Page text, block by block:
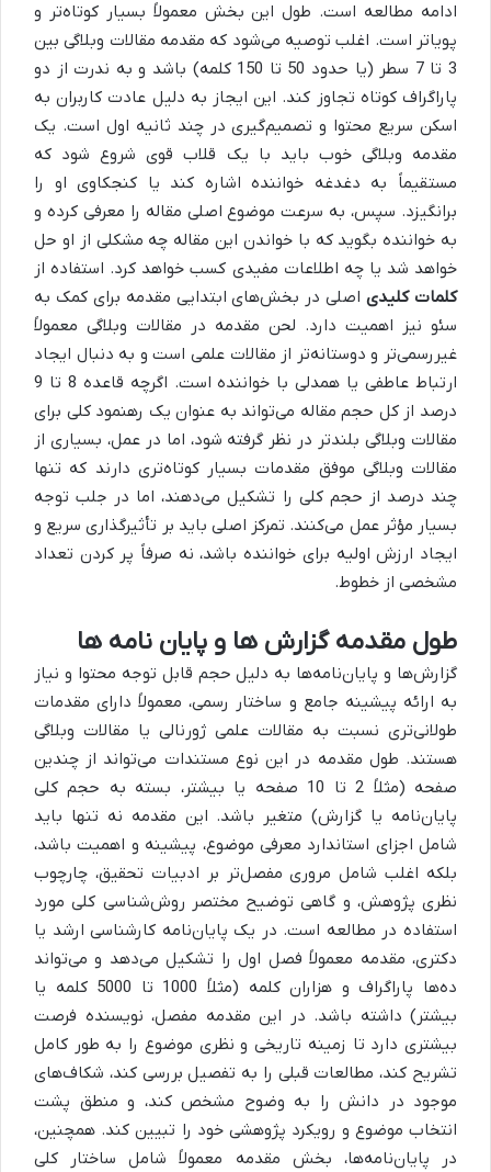
ادامه مطالعه است. طول این بخش معمولاً بسیار کوتاه‌تر و
پویاتر است. اغلب توصیه می‌شود که مقدمه مقالات وبلاگی بین
3 تا 7 سطر (یا حدود 50 تا 150 کلمه) باشد و به ندرت از دو
پاراگراف کوتاه تجاوز کند. این ایجاز به دلیل عادت کاربران به
اسکن سریع محتوا و تصمیم‌گیری در چند ثانیه اول است. یک
مقدمه وبلاگی خوب باید با یک قلاب قوی شروع شود که
مستقیماً به دغدغه خواننده اشاره کند یا کنجکاوی او را
برانگیزد. سپس، به سرعت موضوع اصلی مقاله را معرفی کرده و
به خواننده بگوید که با خواندن این مقاله چه مشکلی از او حل
خواهد شد یا چه اطلاعات مفیدی کسب خواهد کرد. استفاده از
کلمات کلیدیاصلی در بخش‌های ابتدایی مقدمه برای کمک به
سئو نیز اهمیت دارد. لحن مقدمه در مقالات وبلاگی معمولاً
غیررسمی‌تر و دوستانه‌تر از مقالات علمی است و به دنبال ایجاد
ارتباط عاطفی یا همدلی با خواننده است. اگرچه قاعده 8 تا 9
درصد از کل حجم مقاله می‌تواند به عنوان یک رهنمود کلی برای
مقالات وبلاگی بلندتر در نظر گرفته شود، اما در عمل، بسیاری از
مقالات وبلاگی موفق مقدمات بسیار کوتاه‌تری دارند که تنها
چند درصد از حجم کلی را تشکیل می‌دهند، اما در جلب توجه
بسیار مؤثر عمل می‌کنند. تمرکز اصلی باید بر تأثیرگذاری سریع و
ایجاد ارزش اولیه برای خواننده باشد، نه صرفاً پر کردن تعداد
مشخصی از خطوط.
طول مقدمه گزارش ها و پایان نامه ها
گزارش‌ها و پایان‌نامه‌ها به دلیل حجم قابل توجه محتوا و نیاز
به ارائه پیشینه جامع و ساختار رسمی، معمولاً دارای مقدمات
طولانی‌تری نسبت به مقالات علمی ژورنالی یا مقالات وبلاگی
هستند. طول مقدمه در این نوع مستندات می‌تواند از چندین
صفحه (مثلاً 2 تا 10 صفحه یا بیشتر، بسته به حجم کلی
پایان‌نامه یا گزارش) متغیر باشد. این مقدمه نه تنها باید
شامل اجزای استاندارد معرفی موضوع، پیشینه و اهمیت باشد،
بلکه اغلب شامل مروری مفصل‌تر بر ادبیات تحقیق، چارچوب
نظری پژوهش، و گاهی توضیح مختصر روش‌شناسی کلی مورد
استفاده در مطالعه است. در یک پایان‌نامه کارشناسی ارشد یا
دکتری، مقدمه معمولاً فصل اول را تشکیل می‌دهد و می‌تواند
ده‌ها پاراگراف و هزاران کلمه (مثلاً 1000 تا 5000 کلمه یا
بیشتر) داشته باشد. در این مقدمه مفصل، نویسنده فرصت
بیشتری دارد تا زمینه تاریخی و نظری موضوع را به طور کامل
تشریح کند، مطالعات قبلی را به تفصیل بررسی کند، شکاف‌های
موجود در دانش را به وضوح مشخص کند، و منطق پشت
انتخاب موضوع و رویکرد پژوهشی خود را تبیین کند. همچنین،
در پایان‌نامه‌ها، بخش مقدمه معمولاً شامل ساختار کلی